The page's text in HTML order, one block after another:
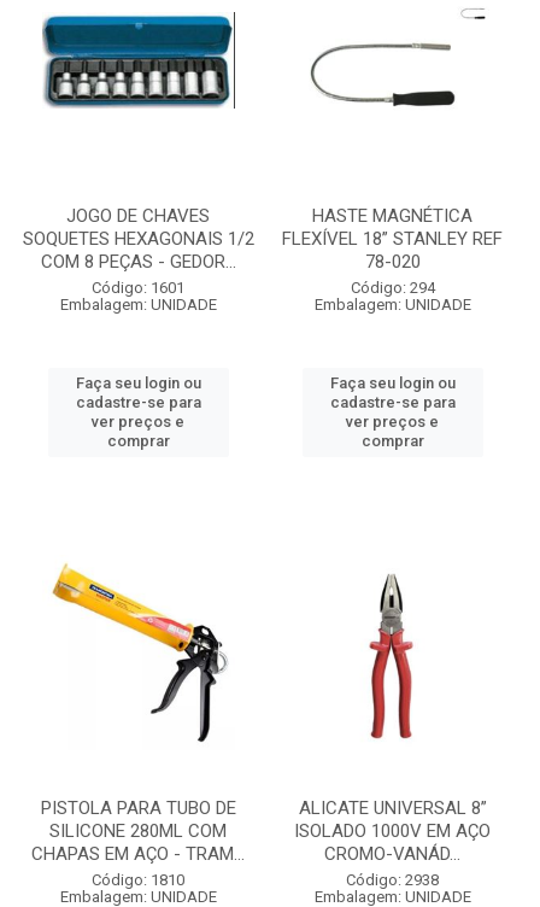
JOGO DE CHAVES
SOQUETES HEXAGONAIS 1/2
COM 8 PEÇAS - GEDOR...
Código: 1601
Embalagem: UNIDADE
Faça seu login ou
cadastre-se para
ver preços e
comprar
HASTE MAGNÉTICA
FLEXÍVEL 18” STANLEY REF
78-020
Código: 294
Embalagem: UNIDADE
Faça seu login ou
cadastre-se para
ver preços e
comprar
PISTOLA PARA TUBO DE
SILICONE 280ML COM
CHAPAS EM AÇO - TRAM...
Código: 1810
Embalagem: UNIDADE
ALICATE UNIVERSAL 8”
ISOLADO 1000V EM AÇO
CROMO-VANÁD...
Código: 2938
Embalagem: UNIDADE